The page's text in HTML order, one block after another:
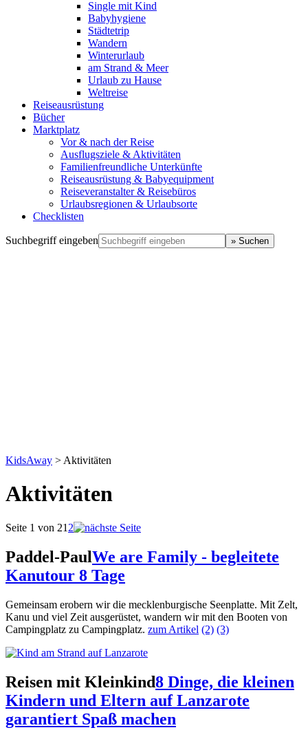
Single mit Kind
Babyhygiene
Städtetrip
Wandern
Winterurlaub
am Strand & Meer
Urlaub zu Hause
Weltreise
Reiseausrüstung
Bücher
Marktplatz
Vor & nach der Reise
Ausflugsziele & Aktivitäten
Familienfreundliche Unterkünfte
Reiseausrüstung & Babyequipment
Reiseveranstalter & Reisebüros
Urlaubsregionen & Urlaubsorte
Checklisten
Suchbegriff eingeben » Suchen
KidsAway > Aktivitäten
Aktivitäten
Seite 1 von 21 2
Paddel-PaulWe are Family - begleitete
Kanutour 8 Tage
Gemeinsam erobern wir die mecklenburgische Seenplatte. Mit Zelt,
Kanu und viel Zeit ausgerüstet, wandern wir mit den Booten von
Campingplatz zu Campingplatz. zum Artikel (2) (3)
Reisen mit Kleinkind8 Dinge, die kleinen
Kindern und Eltern auf Lanzarote
garantiert Spaß machen